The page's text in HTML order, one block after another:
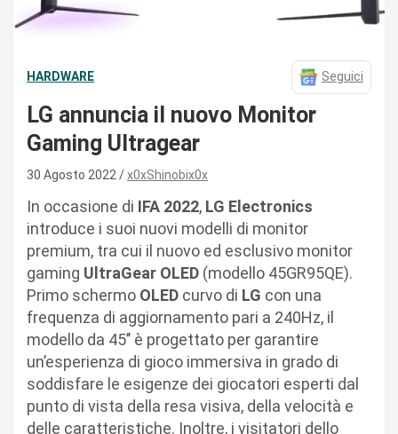
HARDWARE Seguici
LG annuncia il nuovo Monitor
Gaming Ultragear
30 Agosto 2022 x0xShinobix0x
In occasione di IFA 2022, LG Electronics
introduce i suoi nuovi modelli di monitor
premium, tra cui il nuovo ed esclusivo monitor
gaming UltraGear OLED (modello 45GR95QE).
Primo schermo OLED curvo di LG con una
frequenza di aggiornamento pari a 240Hz, il
modello da 45’’ è progettato per garantire
un’esperienza di gioco immersiva in grado di
soddisfare le esigenze dei giocatori esperti dal
punto di vista della resa visiva, della velocità e
delle caratteristiche. Inoltre, i visitatori dello